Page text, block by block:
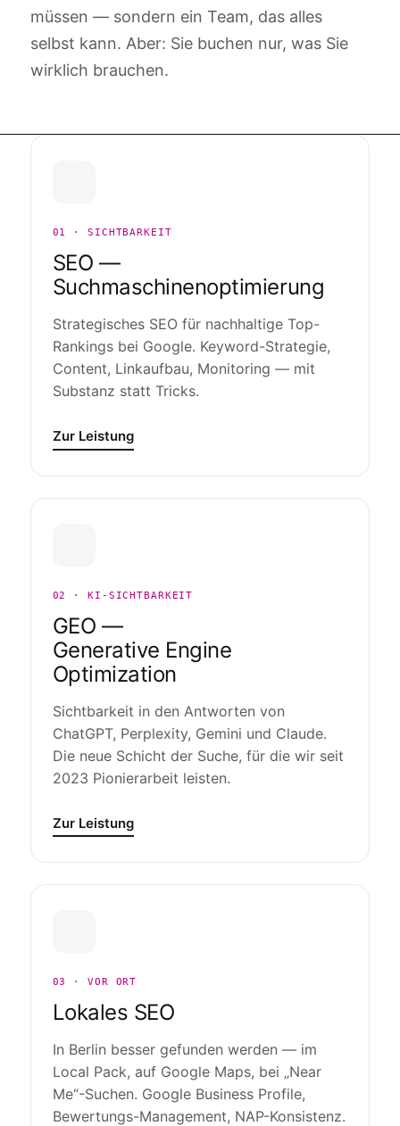
müssen — sondern ein Team, das alles
selbst kann. Aber: Sie buchen nur, was Sie
wirklich brauchen.
01 · SICHTBARKEIT
SEO —
Such­maschinen­optimierung
Strategisches SEO für nachhaltige Top-
Rankings bei Google. Keyword-Strategie,
Content, Linkaufbau, Monitoring — mit
Substanz statt Tricks.
Zur Leistung
02 · KI-SICHTBARKEIT
GEO —
Generative Engine
Optimization
Sichtbarkeit in den Antworten von
ChatGPT, Perplexity, Gemini und Claude.
Die neue Schicht der Suche, für die wir seit
2023 Pionierarbeit leisten.
Zur Leistung
03 · VOR ORT
Lokales SEO
In Berlin besser gefunden werden — im
Local Pack, auf Google Maps, bei „Near
Me“-Suchen. Google Business Profile,
Bewertungs-Management, NAP-Konsistenz.